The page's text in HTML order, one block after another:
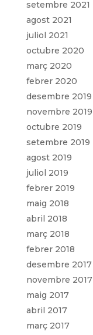
setembre 2021
agost 2021
juliol 2021
octubre 2020
març 2020
febrer 2020
desembre 2019
novembre 2019
octubre 2019
setembre 2019
agost 2019
juliol 2019
febrer 2019
maig 2018
abril 2018
març 2018
febrer 2018
desembre 2017
novembre 2017
maig 2017
abril 2017
març 2017